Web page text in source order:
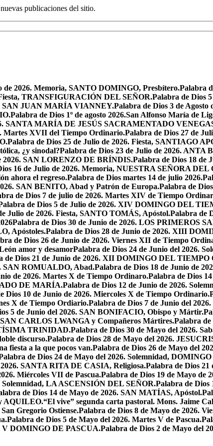
publicaciones del sitio.
de 2026. Memoria, SANTO DOMINGO, Presbítero.Palabra
TRANSFIGURACIÓN DEL SEÑOR.Palabra de Dios
SAN JUAN MARÍA VIANNEY.Palabra de Dios 3 de
Palabra de Dios 1º de agosto 2026.San Alfonso María de
SANTA MARÍA DE JESÚS SACRAMENTADO
Martes XVII del Tiempo Ordinario.Palabra de Dios 27 de
Palabra de Dios 25 de Julio de 2026. Fiesta, SANTIAGO
¿y sinodal?Palabra de Dios 23 de Julio de 2026. ANTA
2026. SAN LORENZO DE BRÍNDIS.Palabra de Dios 18 de
16 de Julio de 2026. Memoria, NUESTRA SEÑORA
ahora el regreso.Palabra de Dios martes 14 de julio 2026.
SAN BENITO, Abad y Patrón de Europa.Palabra de
de Dios 7 de julio de 2026. Martes XIV de Tiempo
de Dios 5 de Julio de 2026. XIV DOMINGO DEL
Julio de 2026. Fiesta, SANTO TOMÁS, Apóstol.Palabra de
Palabra de Dios 30 de Junio de 2026. LOS PRIMEROS
Apóstoles.Palabra de Dios 28 de Junio de 2026. XIII
de Dios 26 de Junio de 2026. Viernes XII de Tiempo
amor y desamorPalabra de Dios 24 de Junio del 2026.
de Dios 21 de Junio de 2026. XII DOMINGO DEL
SAN ROMUALDO, Abad.Palabra de Dios 18 de Junio de
de 2026. Martes X de Tiempo Ordinaro.Palabra de Dios
DE MARÍA.Palabra de Dios 12 de Junio de 2026.
Dios 10 de Junio de 2026. Miercoles X de Tiempo Ordinario.
X de Tiempo Ordiario.Palabra de Dios 7 de Junio del
5 de Junio del 2026. SAN BONIFACIO, Obispo y Mártir.
CARLOS LWANGA y Compañeros Mártires.Palabra
TRINIDAD.Palabra de Dios 30 de Mayo del 2026.
discurso.Palabra de Dios 28 de Mayo del 2026.
fiesta a la que pocos van.Palabra de Dios 26 de Mayo del
de Dios 24 de Mayo del 2026. Solemnidad,
SANTA RITA DE CASIA, Religiosa.Palabra de Dios
Miércoles VII de Pascua.Palabra de Dios 19 de Mayo de
Solemnidad, LA ASCENSIÓN DEL SEÑOR.Palabra de
de Dios 14 de Mayo de 2026. SAN MATÍAS, Apóstol.
AQUILEO.“El vive” segunda carta pastoral. Mons. Jaime
Gregorio Ostiense.Palabra de Dios 8 de Mayo de 2026.
Palabra de Dios 5 de Mayo del 2026. Martes V de Pascua.
V DOMINGO DE PASCUA.Palabra de Dios 2 de Mayo del